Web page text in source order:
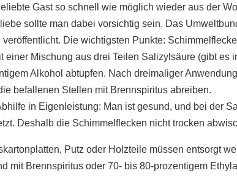
Gast so schnell wie möglich wieder aus der
sollte man dabei vorsichtig sein. Das
Die wichtigsten Punkte:
einer Mischung aus drei Teilen Salizylsäure (gibt es
Alkohol abtupfen. Nach dreimaliger
befallenen Stellen mit Brenn­spiritus abreiben.
in Eigenleistung: Man ist gesund, und bei der
Deshalb die Schimmelflecken nicht trocken
Putz oder Holzteile müssen entsorgt
mit Brennspiritus oder 70- bis 80-prozentigem